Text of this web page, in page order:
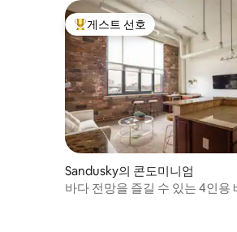
상위 게스트 선호
게스트 선호
Sandusky의 콘도미니엄
바다 전망을 즐길 수 있는 4인용